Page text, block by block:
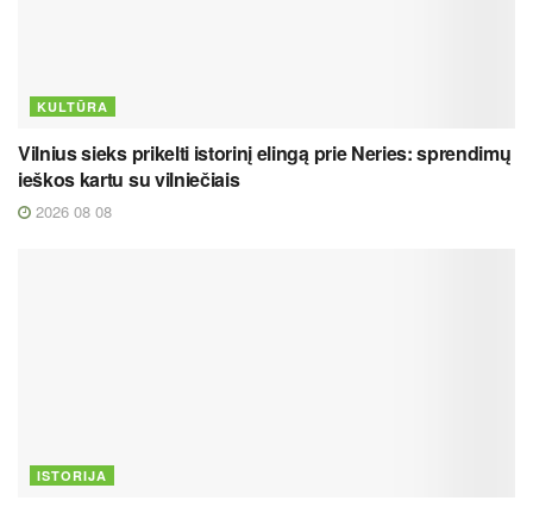
KULTŪRA
Vilnius sieks prikelti istorinį elingą prie Neries: sprendimų
ieškos kartu su vilniečiais
2026 08 08
ISTORIJA